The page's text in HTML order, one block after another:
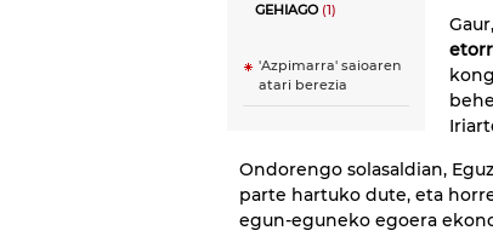
GEHIAGO(1)
'Azpimarra' saioaren
atari berezia
Ondorengo solasaldian,
parte hartuko dute, eta
egun-eguneko egoera